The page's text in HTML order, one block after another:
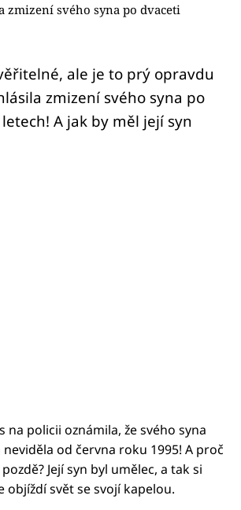
zmizení svého syna po dvaceti
ale je to prý opravdu
zmizení svého syna po
A jak by měl její syn
na policii oznámila, že svého syna
neviděla od června roku 1995! A proč
Její syn byl umělec, a tak si
objíždí svět se svojí kapelou.